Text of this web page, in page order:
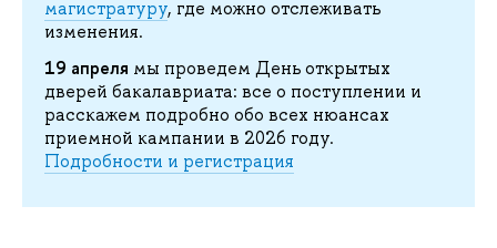
магистратуру, где можно отслеживать
изменения.
19 апреля мы проведем День открытых
дверей бакалавриата: все о поступлении и
расскажем подробно обо всех нюансах
приемной кампании в 2026 году.
Подробности и регистрация